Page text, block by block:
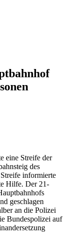
eine Streife der
des
informierte
Hilfe. Der 21-
geschlagen
an die Polizei
Bundespolizei auf